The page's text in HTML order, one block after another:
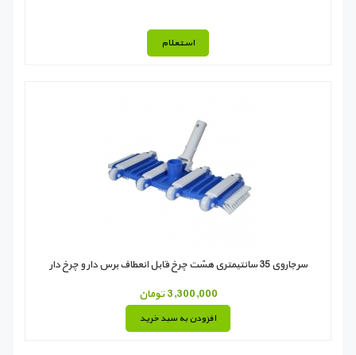
استعلام
سرجاروی 35 سانتیمتری هشت چرخ قابل انعطاف برس دار و چرخ دار
3,300,000 تومان
افزودن به سبد خرید